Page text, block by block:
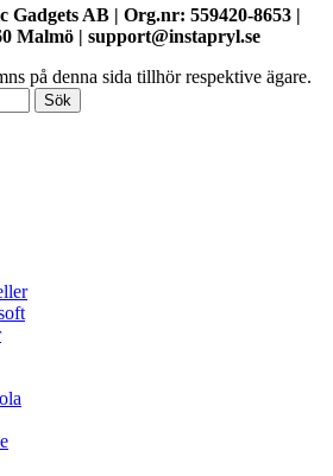
Gadgets AB | Org.nr: 559420-8653 |
Malmö | support@instapryl.se
på denna sida tillhör respektive ägare.
Sök